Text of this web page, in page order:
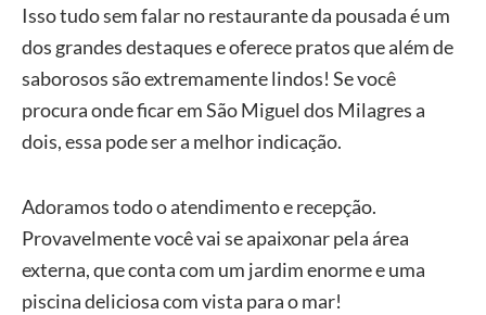
Isso tudo sem falar no restaurante da pousada é um
dos grandes destaques e oferece pratos que além de
saborosos são extremamente lindos! Se você
procura onde ficar em São Miguel dos Milagres a
dois, essa pode ser a melhor indicação.
Adoramos todo o atendimento e recepção.
Provavelmente você vai se apaixonar pela área
externa, que conta com um jardim enorme e uma
piscina deliciosa com vista para o mar!